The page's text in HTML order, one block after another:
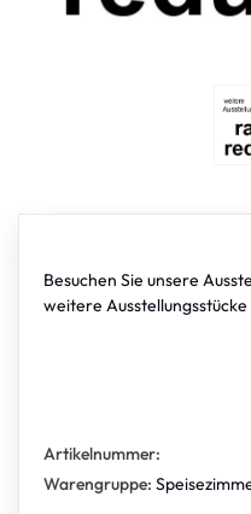
Besuchen Sie unsere
weitere
Artikelnummer:
Warengruppe: